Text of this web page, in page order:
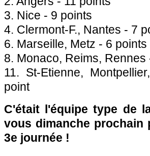
3. Nice - 9 points
4. Clermont-F., Nantes - 7
6. Marseille, Metz - 6 points
8. Monaco, Reims, Rennes
11. St-Etienne,
point
C'était l'équipe type de
vous dimanche
3e journée !